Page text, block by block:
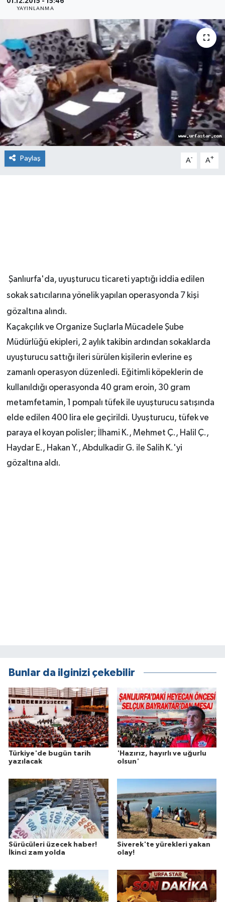
YAYINLANMA
Paylaş A- A+
Şanlıurfa'da, uyuşturucu ticareti yaptığı iddia edilen
sokak satıcılarına yönelik yapılan operasyonda 7 kişi
gözaltına alındı.
Kaçakçılık ve Organize Suçlarla Mücadele Şube
Müdürlüğü ekipleri, 2 aylık takibin ardından sokaklarda
uyuşturucu sattığı ileri sürülen kişilerin evlerine eş
zamanlı operasyon düzenledi. Eğitimli köpeklerin de
kullanıldığı operasyonda 40 gram eroin, 30 gram
metamfetamin, 1 pompalı tüfek ile uyuşturucu satışında
elde edilen 400 lira ele geçirildi. Uyuşturucu, tüfek ve
paraya el koyan polisler; İlhami K., Mehmet Ç., Halil Ç.,
Haydar E., Hakan Y., Abdulkadir G. ile Salih K.'yi
gözaltına aldı.
Bunlar da ilginizi çekebilir
Türkiye'de bugün tarih
yazılacak
'Hazırız, hayırlı ve uğurlu
olsun'
Sürücüleri üzecek haber!
İkinci zam yolda
Siverek'te yürekleri yakan
olay!